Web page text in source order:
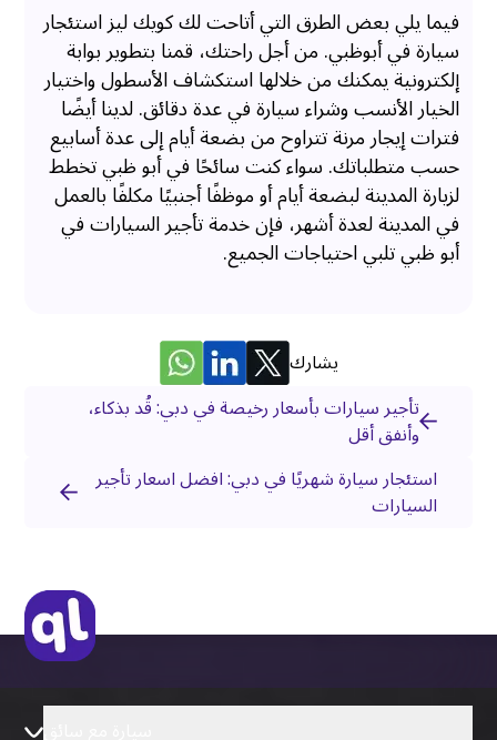
فيما يلي بعض الطرق التي أتاحت لك كويك ليز استئجار
سيارة في أبوظبي. من أجل راحتك، قمنا بتطوير بوابة
إلكترونية يمكنك من خلالها استكشاف الأسطول واختيار
الخيار الأنسب وشراء سيارة في عدة دقائق. لدينا أيضًا
فترات إيجار مرنة تتراوح من بضعة أيام إلى عدة أسابيع
حسب متطلباتك. سواء كنت سائحًا في أبو ظبي تخطط
لزيارة المدينة لبضعة أيام أو موظفًا أجنبيًا مكلفًا بالعمل
في المدينة لعدة أشهر، فإن خدمة تأجير السيارات في
أبو ظبي تلبي احتياجات الجميع.
يشارك
تأجير سيارات بأسعار رخيصة في دبي: قُد بذكاء،
وأنفق أقل
استئجار سيارة شهريًا في دبي: افضل اسعار تأجير
السيارات